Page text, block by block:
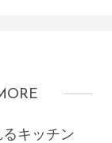
キッチン